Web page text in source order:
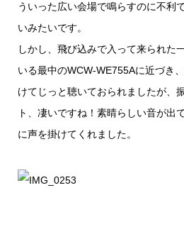
ういった広い会場で鳴らすのに不利
いみたいです。
しかし、飛び込みで入って来られた
いる最中のWCW-WE755Aに近づき
けてじっと聴いておられましたが、
ト、凄いですね！素晴らしい音が出
に声を掛けてくれました。